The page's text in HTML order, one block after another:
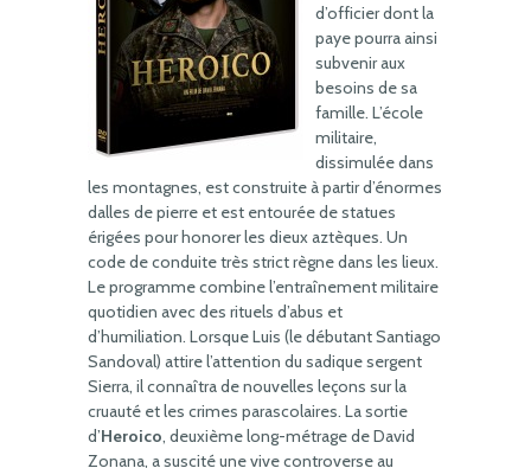
d’officier dont la
paye pourra ainsi
subvenir aux
besoins de sa
famille. L’école
militaire,
dissimulée dans
les montagnes, est construite à partir d’énormes
dalles de pierre et est entourée de statues
érigées pour honorer les dieux aztèques. Un
code de conduite très strict règne dans les lieux.
Le programme combine l’entraînement militaire
quotidien avec des rituels d’abus et
d’humiliation. Lorsque Luis (le débutant Santiago
Sandoval) attire l’attention du sadique sergent
Sierra, il connaîtra de nouvelles leçons sur la
cruauté et les crimes parascolaires. La sortie
d’Heroico, deuxième long-métrage de David
Zonana, a suscité une vive controverse au